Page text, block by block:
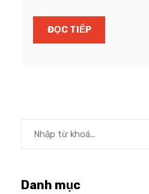
ĐỌC TIẾP
Danh mục